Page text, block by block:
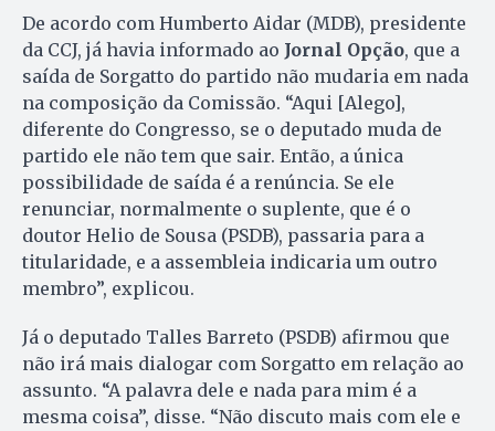
De acordo com Humberto Aidar (MDB), presidente
da CCJ, já havia informado ao Jornal Opção, que a
saída de Sorgatto do partido não mudaria em nada
na composição da Comissão. “Aqui [Alego],
diferente do Congresso, se o deputado muda de
partido ele não tem que sair. Então, a única
possibilidade de saída é a renúncia. Se ele
renunciar, normalmente o suplente, que é o
doutor Helio de Sousa (PSDB), passaria para a
titularidade, e a assembleia indicaria um outro
membro”, explicou.
Já o deputado Talles Barreto (PSDB) afirmou que
não irá mais dialogar com Sorgatto em relação ao
assunto. “A palavra dele e nada para mim é a
mesma coisa”, disse. “Não discuto mais com ele e